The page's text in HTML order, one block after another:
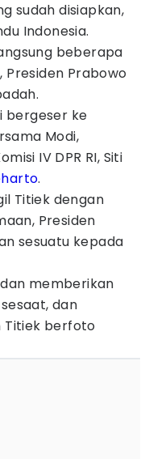
sudah disiapkan,
Indonesia.
beberapa
Prabowo
bergeser ke
Modi,
IV DPR RI, Siti
.
Titiek dengan
Presiden
sesuatu kepada
memberikan
dan
Titiek berfoto